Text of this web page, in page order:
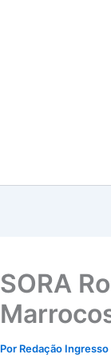
SORA
Por Redação Ingresso